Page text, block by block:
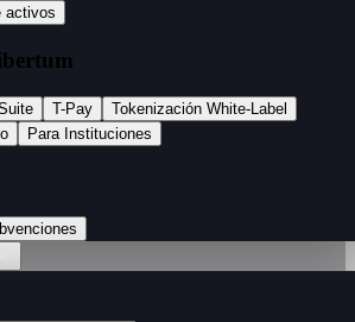
activos
T-Pay
Tokenización White-Label
Para Instituciones